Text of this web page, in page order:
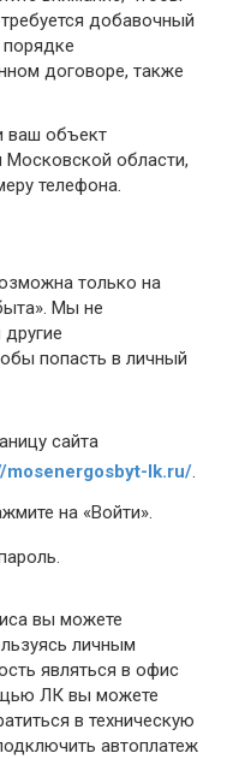
добавочный
договоре, также
ваш объект
области,
телефона.
только на
Мы не
попасть в личный
сайта
mosenergosbyt-lk.ru/.
на «Войти».
вы можете
личным
являться в офис
ЛК вы можете
в техническую
автоплатеж